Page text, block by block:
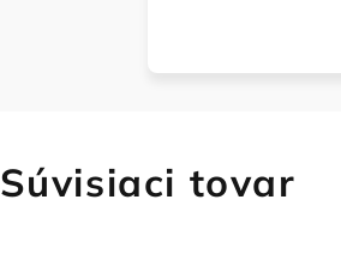
Súvisiaci tovar